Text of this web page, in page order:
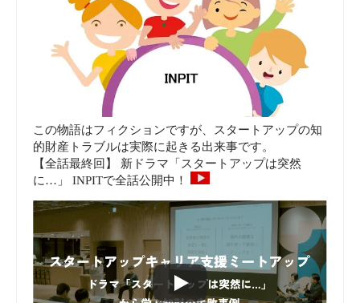
この物語はフィクションですが、スタートアップの知
的財産トラブルは実際に起きる出来事です。
【全話最終回】 新ドラマ「スタートアップは突然
に…」 INPITで全話公開中！